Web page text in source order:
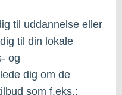
til uddannelse eller
til din lokale
og
dig om de
som f.eks.: